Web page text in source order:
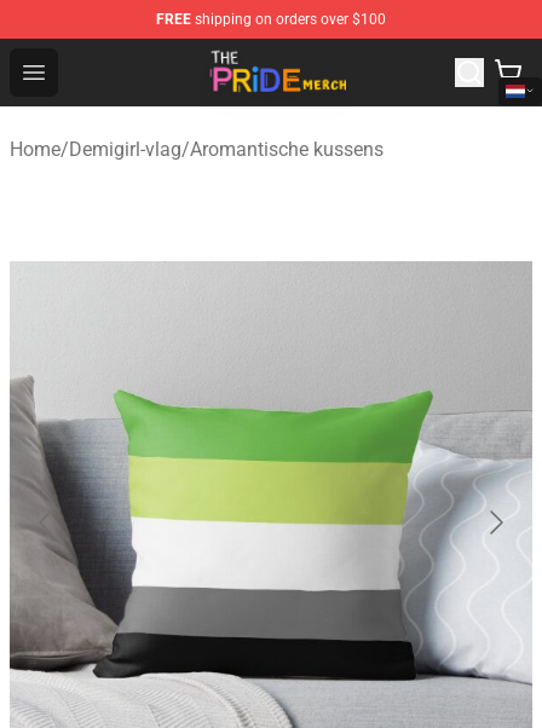
FREE shipping on orders over $100
Open menu
The Pride Shop - Official The Pride Merchandise Store
Home/Demigirl-vlag/Aromantische kussens